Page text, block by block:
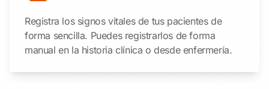
Registra los signos vitales de tus pacientes de
forma sencilla. Puedes registrarlos de forma
manual en la historia clínica o desde enfermería.